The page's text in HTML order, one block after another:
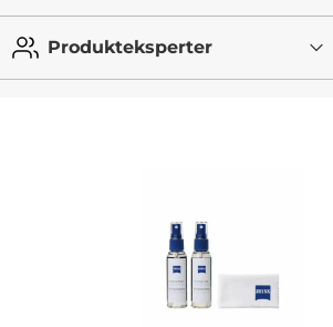
Produkteksperter